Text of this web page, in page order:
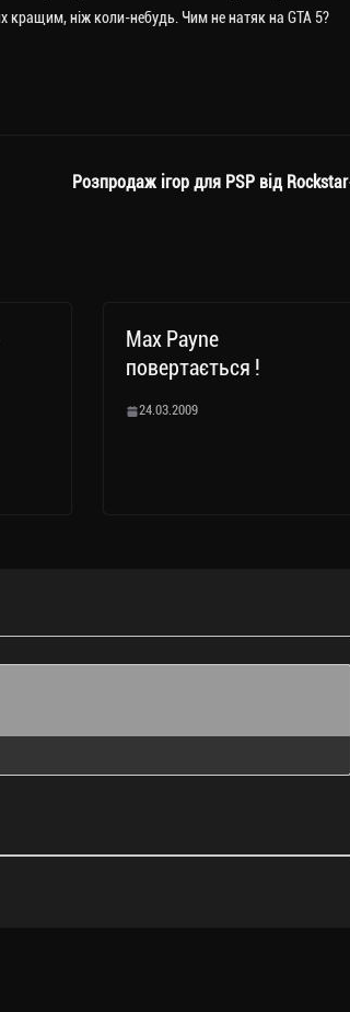
кращим, ніж коли-небудь. Чим не натяк на GTA 5?
Розпродаж ігор для PSP від Rockstar
Max Payne
повертається !
24.03.2009